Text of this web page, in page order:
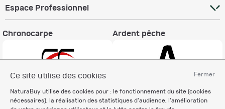
Fermer
Ce site utilise des cookies
NaturaBuy utilise des cookies pour : le fonctionnement du site (cookies
nécessaires), la réalisation des statistiques d'audience, l'amélioration
Espace Professionnel
Chronocarpe Ardent pêche
Informations légales